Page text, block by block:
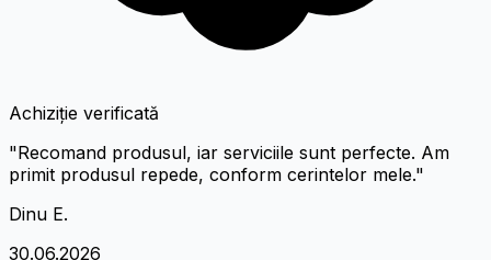
Achiziție verificată
"Recomand produsul, iar serviciile sunt perfecte. Am
primit produsul repede, conform cerintelor mele."
Dinu E.
30.06.2026